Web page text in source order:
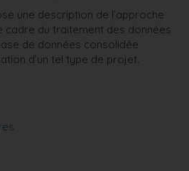
une description de l’approche
cadre du traitement des données
de données consolidée
d’un tel type de projet.